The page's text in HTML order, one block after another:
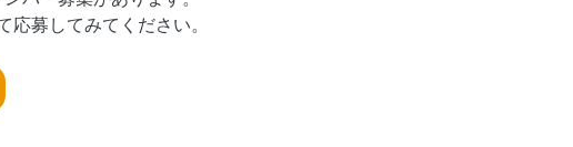
募してみてください。